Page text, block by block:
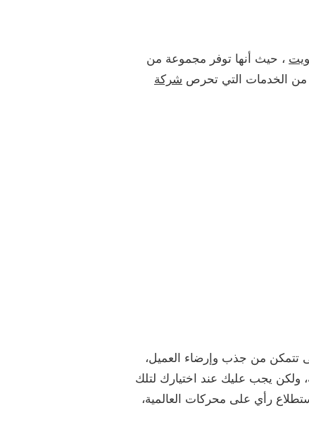
، حيث أنها توفر مجموعة من
من الخدمات التي تحرص شركة
من جذب وإرضاء العميل،
ولكن يجب عليك عند اختيارك لتلك
رأي على محركات العالمية،